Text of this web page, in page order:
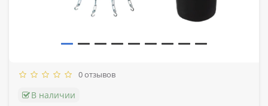
0 отзывов
В наличии